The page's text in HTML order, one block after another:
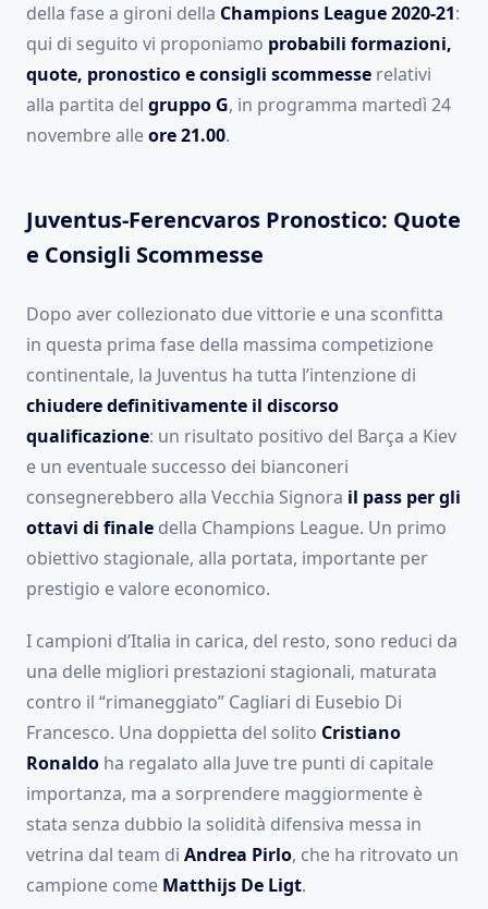
della fase a gironi della Champions League 2020-21:
qui di seguito vi proponiamo probabili formazioni,
quote, pronostico e consigli scommesse relativi
alla partita del gruppo G, in programma martedì 24
novembre alleore 21.00.
Juventus-Ferencvaros Pronostico: Quote
e Consigli Scommesse
Dopo aver collezionato due vittorie e una sconfitta
in questa prima fase della massima competizione
continentale, la Juventus ha tutta l’intenzione di
chiudere definitivamente il discorso
qualificazione: un risultato positivo del Barça a Kiev
e un eventuale successo dei bianconeri
consegnerebbero alla Vecchia Signora il pass per gli
ottavi di finale della Champions League. Un primo
obiettivo stagionale, alla portata, importante per
prestigio e valore economico.
I campioni d’Italia in carica, del resto, sono reduci da
una delle migliori prestazioni stagionali, maturata
contro il “rimaneggiato” Cagliari di Eusebio Di
Francesco. Una doppietta del solito Cristiano
Ronaldo ha regalato alla Juve tre punti di capitale
importanza, ma a sorprendere maggiormente è
stata senza dubbio la solidità difensiva messa in
vetrina dal team di Andrea Pirlo, che ha ritrovato un
campione come Matthijs De Ligt.